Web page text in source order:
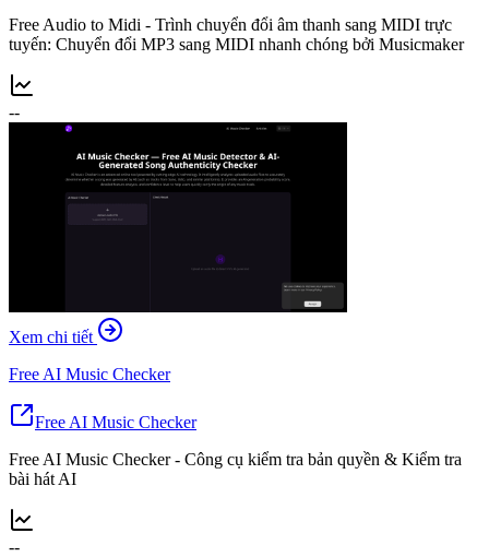
Free Audio to Midi - Trình chuyển đổi âm thanh sang MIDI trực
tuyến: Chuyển đổi MP3 sang MIDI nhanh chóng bởi Musicmaker
--
Xem chi tiết
Free AI Music Checker
Free AI Music Checker
Free AI Music Checker - Công cụ kiểm tra bản quyền & Kiểm tra
bài hát AI
--